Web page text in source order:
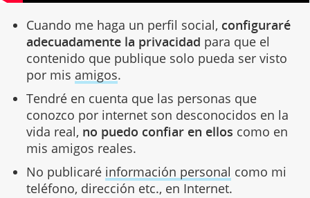
Cuando me haga un perfil social, configuraré
adecuadamente la privacidad para que el
contenido que publique solo pueda ser visto
por mis amigos.
Tendré en cuenta que las personas que
conozco por internet son desconocidos en la
vida real, no puedo confiar en ellos como en
mis amigos reales.
No publicaré información personal como mi
teléfono, dirección etc., en Internet.